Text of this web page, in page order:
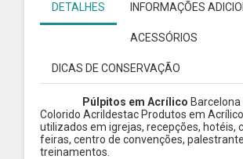
DETALHES INFORMAÇÕES
ACESSÓRIOS
DICAS DE CONSERVAÇÃO
Púlpitos em Acrílico Barcelona
Colorido Acrildestac Produtos em
utilizados em igrejas, recepções, hotéis,
feiras, centro de convenções,
treinamentos.